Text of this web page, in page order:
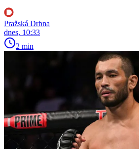
Pražská Drbna
dnes, 10:33
2 min